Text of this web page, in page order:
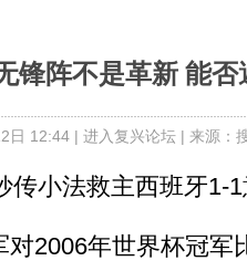
锋阵不是革新 能否
日 12:44 | 进入复兴论坛| 来源：
小法救主西班牙1-1
2006年世界杯冠军